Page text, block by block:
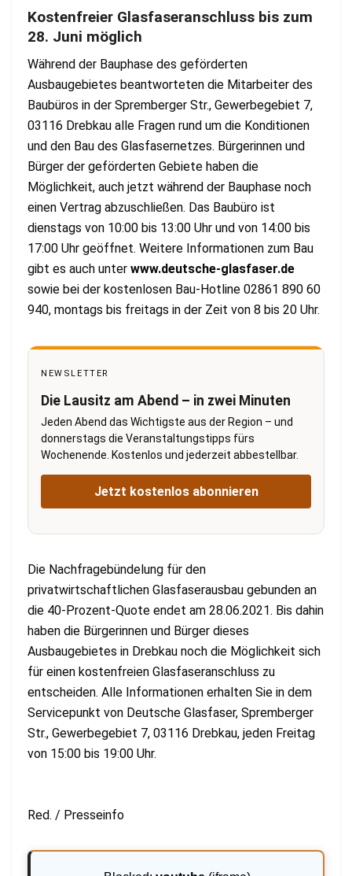
Kostenfreier Glasfaseranschluss bis zum
28. Juni möglich
Während der Bauphase des geförderten
Ausbaugebietes beantworteten die Mitarbeiter des
Baubüros in der Spremberger Str., Gewerbegebiet 7,
03116 Drebkau alle Fragen rund um die Konditionen
und den Bau des Glasfasernetzes. Bürgerinnen und
Bürger der geförderten Gebiete haben die
Möglichkeit, auch jetzt während der Bauphase noch
einen Vertrag abzuschließen. Das Baubüro ist
dienstags von 10:00 bis 13:00 Uhr und von 14:00 bis
17:00 Uhr geöffnet. Weitere Informationen zum Bau
gibt es auch unter www.deutsche-glasfaser.de
sowie bei der kostenlosen Bau-Hotline 02861 890 60
940, montags bis freitags in der Zeit von 8 bis 20 Uhr.
NEWSLETTER
Die Lausitz am Abend – in zwei Minuten
Jeden Abend das Wichtigste aus der Region – und
donnerstags die Veranstaltungstipps fürs
Wochenende. Kostenlos und jederzeit abbestellbar.
Jetzt kostenlos abonnieren
Die Nachfragebündelung für den
privatwirtschaftlichen Glasfaserausbau gebunden an
die 40-Prozent-Quote endet am 28.06.2021. Bis dahin
haben die Bürgerinnen und Bürger dieses
Ausbaugebietes in Drebkau noch die Möglichkeit sich
für einen kostenfreien Glasfaseranschluss zu
entscheiden. Alle Informationen erhalten Sie in dem
Servicepunkt von Deutsche Glasfaser, Spremberger
Str., Gewerbegebiet 7, 03116 Drebkau, jeden Freitag
von 15:00 bis 19:00 Uhr.
Red. / Presseinfo